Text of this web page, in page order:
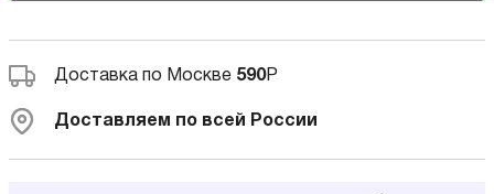
Доставка по Москве 590Р
Доставляем по всей России